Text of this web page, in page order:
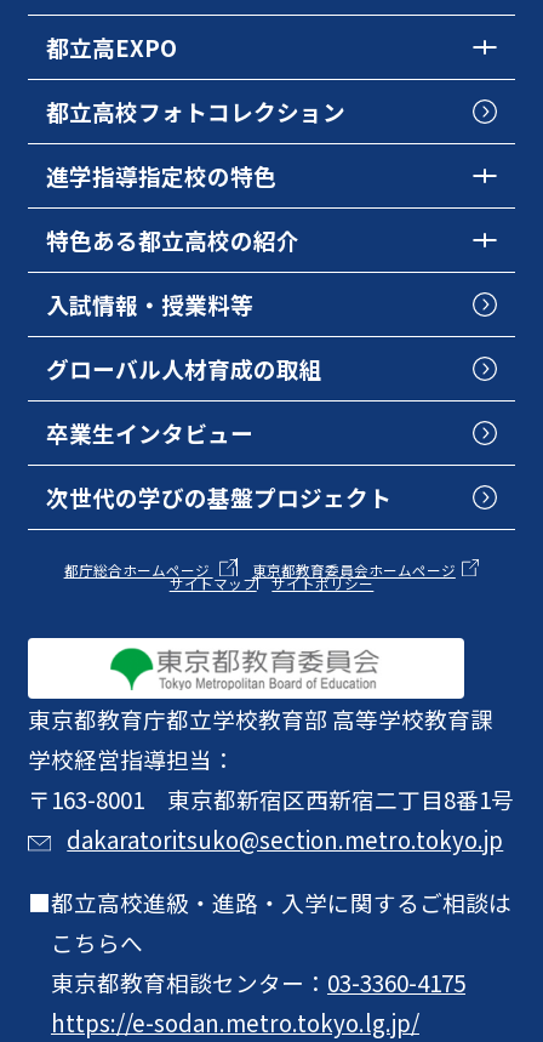
東京都教育庁都立学校教育部 高等学校教育課
学校経営指導担当：
〒163-8001 東京都新宿区西新宿二丁目8番1号
dakaratoritsuko@section.metro.tokyo.jp
都立高校進級・進路・入学に関するご相談は
こちらへ
東京都教育相談センター： 03-3360-4175
https://e-sodan.metro.tokyo.lg.jp/
都立高EXPO
都立高校フォトコレクション
進学指導指定校の特色
特色ある都立高校の紹介
入試情報・授業料等
グローバル人材育成の取組
卒業生インタビュー
次世代の学びの基盤プロジェクト
都庁総合ホームページ 東京都教育委員会ホームページ
サイトマップ サイトポリシー